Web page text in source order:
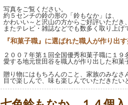
写真をご覧ください。
約５センチの鈴の形の「鈴もなか」は、
かわいい～と沢山の方からご好評いただき、
またテレビ・雑誌などでも数多く取り上げ
『和菓子職』に選ばれた職人が作り出
２００７年第１回全国優秀和菓子職に１９
愛する地元世田谷を職人が作り出した和菓
贈り物にはもちろんのこと、家族のみなさ
目で楽しんで、味も楽しんでいただきたい